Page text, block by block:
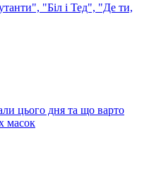
"Біл і Тед", "Де ти,
цього дня та що варто
масок